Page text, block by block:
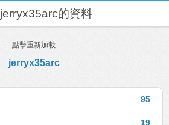
jerryx35arc的資料
點擊重新加載
jerryx35arc
95
19